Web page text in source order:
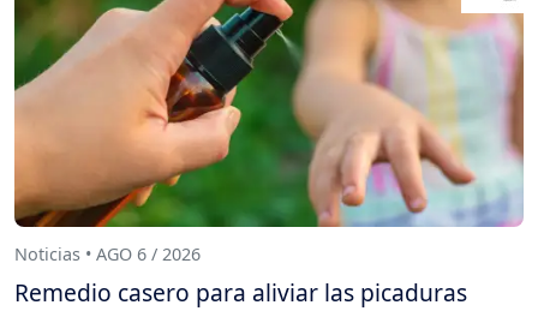
Noticias • AGO 6 / 2026
Remedio casero para aliviar las picaduras